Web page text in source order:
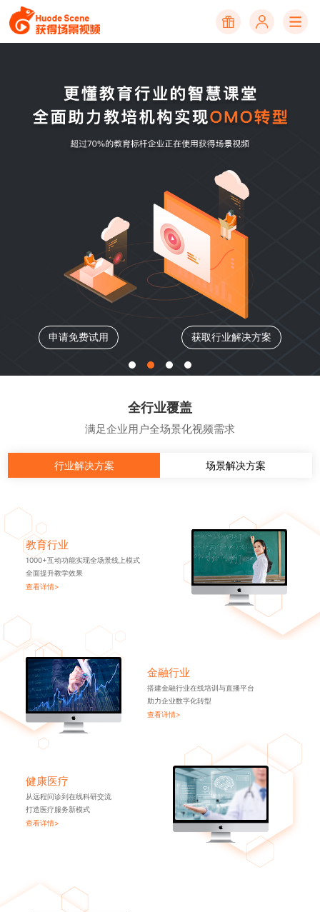
申请免费试用 获取行业解决方案
全行业覆盖
满足企业用户全场景化视频需求
行业解决方案 场景解决方案
教育行业
1000+互动功能实现全场景线上模式
全面提升教学效果
查看详情>
金融行业
搭建金融行业在线培训与直播平台
助力企业数字化转型
查看详情>
健康医疗
从远程问诊到在线科研交流
打造医疗服务新模式
查看详情>